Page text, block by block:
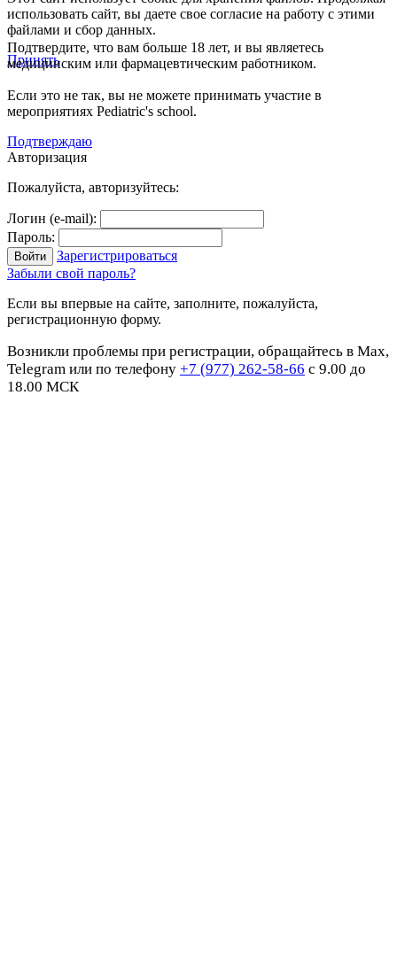
использовать сайт, вы даете свое согласие на работу с этими
файлами и сбор данных.
Принять
Подтвердите, что вам больше 18 лет, и вы являетесь
медицинским или фармацевтическим работником.
Если это не так, вы не можете принимать участие в
мероприятиях Pediatric's school.
Подтверждаю
Авторизация
Пожалуйста, авторизуйтесь:
Логин (e-mail):
Пароль:
Зарегистрироваться
Забыли свой пароль?
Если вы впервые на сайте, заполните, пожалуйста,
регистрационную форму.
Возникли проблемы при регистрации, обращайтесь в Max,
Telegram или по телефону +7 (977) 262-58-66 с 9.00 до
18.00 МСК